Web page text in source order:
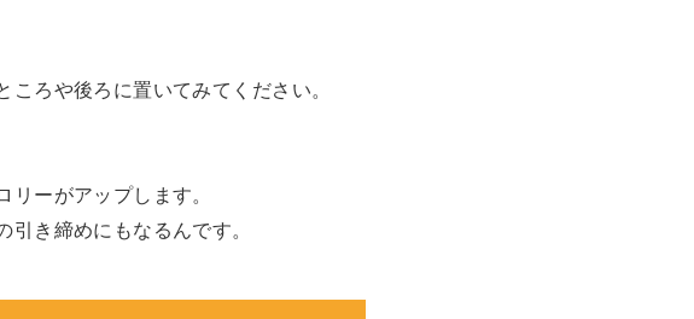
ろや後ろに置いてみてください。
ーがアップします。
き締めにもなるんです。